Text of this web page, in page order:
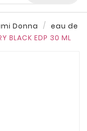
Donna
eau de
BLACK EDP 30 ML